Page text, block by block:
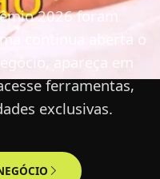
2026 foram
continua aberta o
apareça em
ferramentas,
exclusivas.